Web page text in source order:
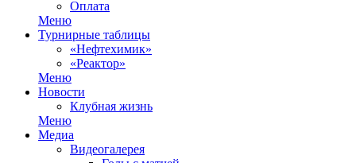
Оплата
Меню
Турнирные таблицы
«Нефтехимик»
«Реактор»
Меню
Новости
Клубная жизнь
Меню
Медиа
Видеогалерея